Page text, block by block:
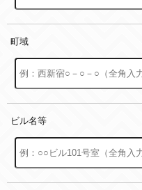
町域
ビル名等